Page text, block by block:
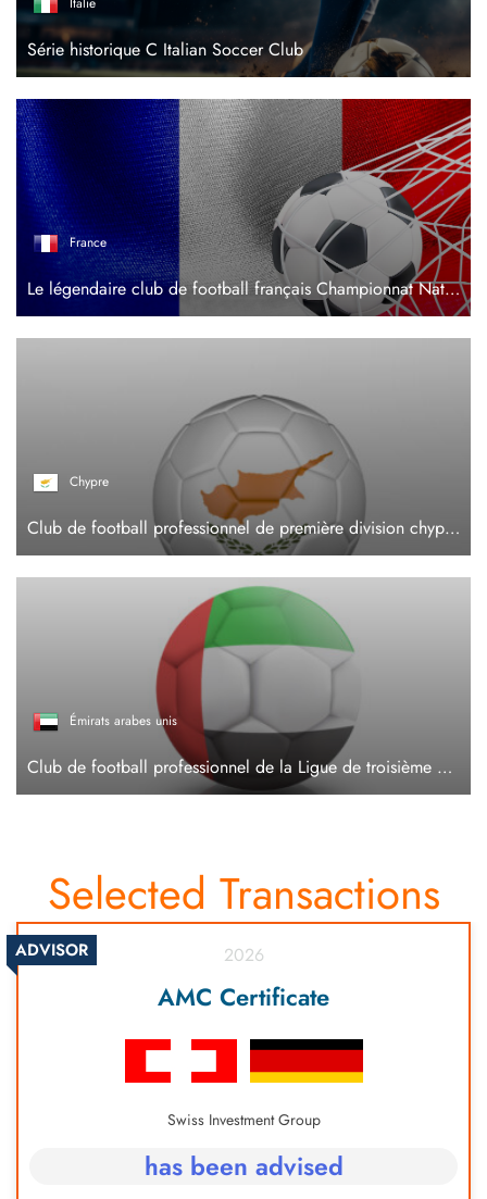
Série historique C Italian Soccer Club
France
Le légendaire club de football français Championnat National 2
Chypre
Club de football professionnel de première division chypriote
Émirats arabes unis
Club de football professionnel de la Ligue de troisième division des Émirats arabes unis
Selected Transactions
ADVISOR